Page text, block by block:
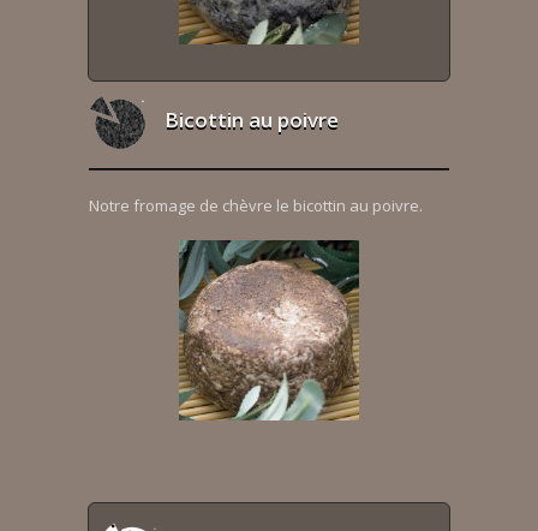
Bicottin au poivre
Notre fromage de chèvre le bicottin au poivre.